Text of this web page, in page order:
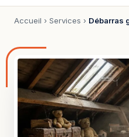
Accueil › Services › Débarras